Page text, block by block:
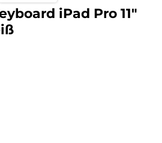
iPad Pro 11″